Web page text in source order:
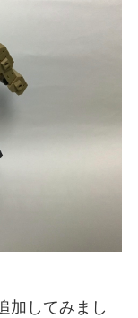
加してみまし